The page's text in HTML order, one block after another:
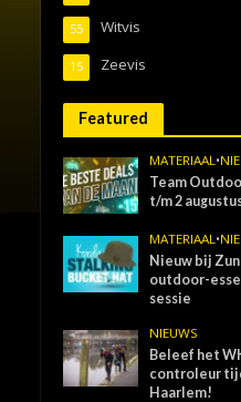
Witvis
55
Zeevis
15
Featured
MATERIAAL •
Team
t/m 2
MATERIAAL •
Nieuw bij
outdoor-
sessie
NIEUWS
Beleef het
controleur
Haarlem!